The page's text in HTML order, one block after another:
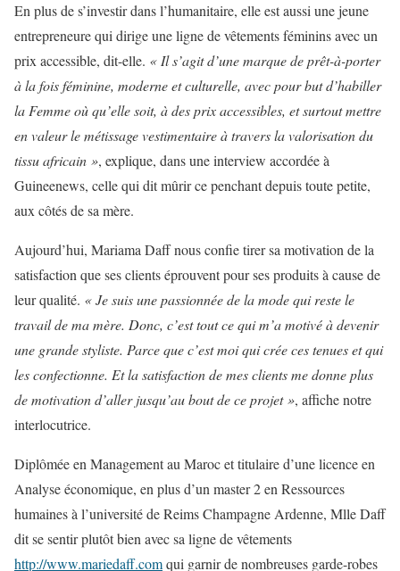
En plus de s’investir dans l’humanitaire, elle est aussi une jeune
entrepreneure qui dirige une ligne de vêtements féminins avec un
prix accessible, dit-elle. « Il s’agit d’une marque de prêt-à-porter
à la fois féminine, moderne et culturelle, avec pour but d’habiller
la Femme où qu’elle soit, à des prix accessibles, et surtout mettre
en valeur le métissage vestimentaire à travers la valorisation du
tissu africain », explique, dans une interview accordée à
Guineenews, celle qui dit mûrir ce penchant depuis toute petite,
aux côtés de sa mère.
Aujourd’hui, Mariama Daff nous confie tirer sa motivation de la
satisfaction que ses clients éprouvent pour ses produits à cause de
leur qualité. « Je suis une passionnée de la mode qui reste le
travail de ma mère. Donc, c’est tout ce qui m’a motivé à devenir
une grande styliste. Parce que c’est moi qui crée ces tenues et qui
les confectionne. Et la satisfaction de mes clients me donne plus
de motivation d’aller jusqu’au bout de ce projet », affiche notre
interlocutrice.
Diplômée en Management au Maroc et titulaire d’une licence en
Analyse économique, en plus d’un master 2 en Ressources
humaines à l’université de Reims Champagne Ardenne, Mlle Daff
dit se sentir plutôt bien avec sa ligne de vêtements
http://www.mariedaff.comqui garnir de nombreuses garde-robes